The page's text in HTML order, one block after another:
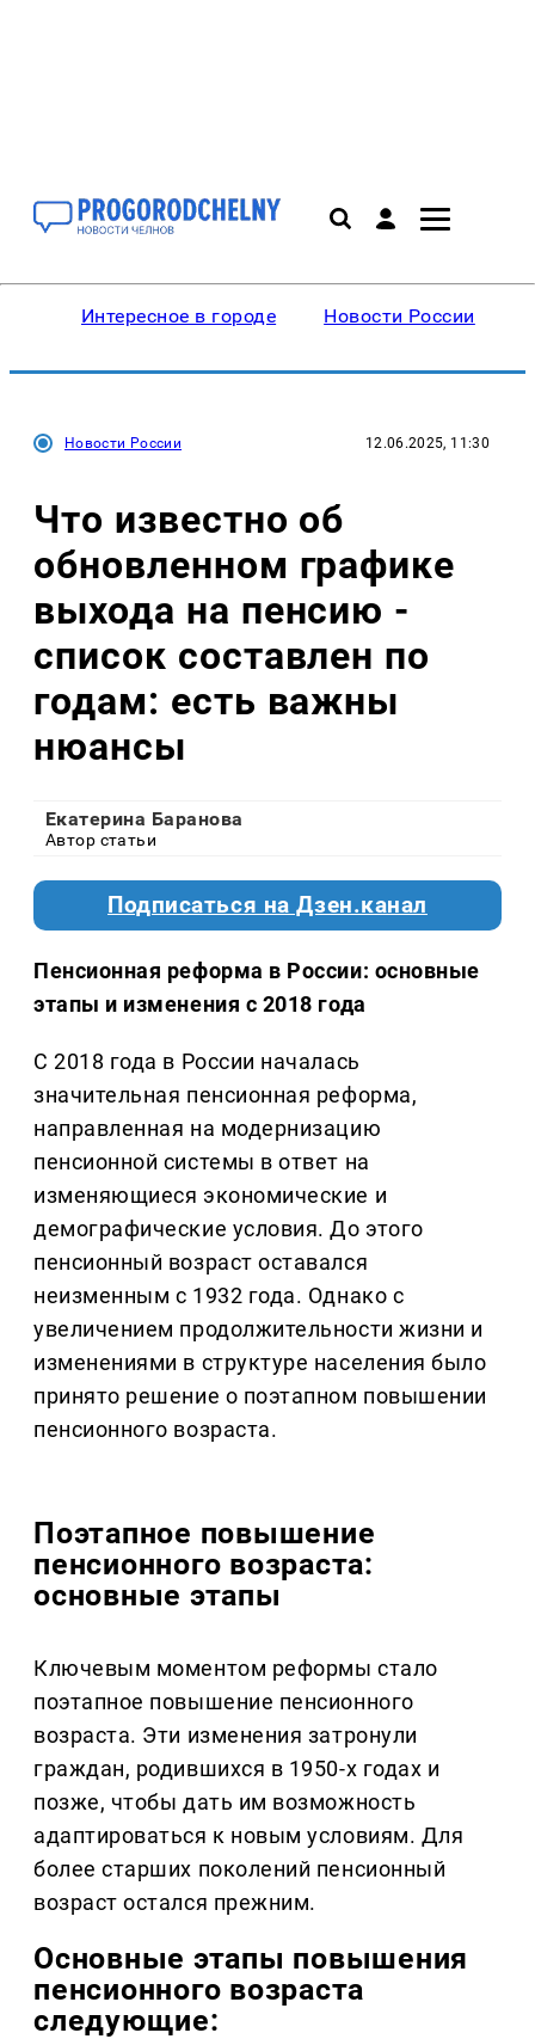
Интересное в городе Новости России
Новости России 12.06.2025, 11:30
Что известно об
обновленном графике
выхода на пенсию -
список составлен по
годам: есть важны
нюансы
Екатерина Баранова
Автор статьи
Подписаться на Дзен.канал
Пенсионная реформа в России: основные
этапы и изменения с 2018 года
С 2018 года в России началась
значительная пенсионная реформа,
направленная на модернизацию
пенсионной системы в ответ на
изменяющиеся экономические и
демографические условия. До этого
пенсионный возраст оставался
неизменным с 1932 года. Однако с
увеличением продолжительности жизни и
изменениями в структуре населения было
принято решение о поэтапном повышении
пенсионного возраста.
Поэтапное повышение
пенсионного возраста:
основные этапы
Ключевым моментом реформы стало
поэтапное повышение пенсионного
возраста. Эти изменения затронули
граждан, родившихся в 1950-х годах и
позже, чтобы дать им возможность
адаптироваться к новым условиям. Для
более старших поколений пенсионный
возраст остался прежним.
Основные этапы повышения
пенсионного возраста
следующие: